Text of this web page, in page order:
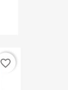
favorite_border